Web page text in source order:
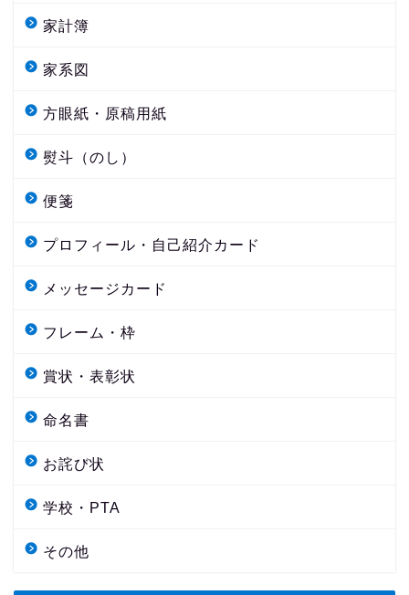
家計簿
家系図
方眼紙・原稿用紙
熨斗（のし）
便箋
プロフィール・自己紹介カード
メッセージカード
フレーム・枠
賞状・表彰状
命名書
お詫び状
学校・PTA
その他